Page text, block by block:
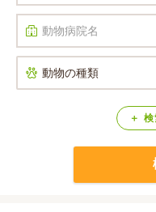
口コミ検索
Calooペットとは？